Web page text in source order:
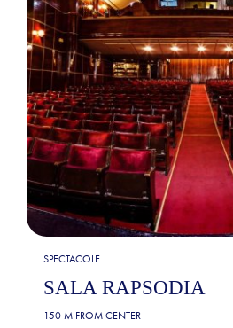
SPECTACOLE
SALA RAPSODIA
150 M FROM CENTER